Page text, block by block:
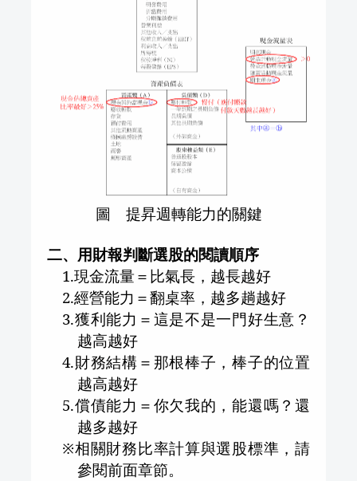
圖 提昇週轉能力的關鍵
二、用財報判斷選股的閱讀順序
1.現金流量＝比氣長，越長越好
2.經營能力＝翻桌率，越多趟越好
3.獲利能力＝這是不是一門好生意？
越高越好
4.財務結構＝那根棒子，棒子的位置
越高越好
5.償債能力＝你欠我的，能還嗎？還
越多越好
※相關財務比率計算與選股標準，請
參閱前面章節。